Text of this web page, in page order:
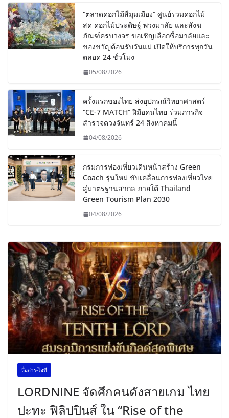
“ตลาดดอกไม้สี่มุมเมือง” ศูนย์รวมดอกไม้
สด ดอกไม้ประดิษฐ์ พวงมาลัย และสังฆ
ภัณฑ์ครบวงจร ขอเชิญเลือกซื้อมาลัยและ
ของขวัญต้อนรับวันแม่ เปิดให้บริการทุกวัน
ตลอด 24 ชั่วโมง
05/08/2026
ครั้งแรกของไทย ส่งอุปกรณ์วิทยาศาสตร์
“CE-7 MATCH” ฝีมือคนไทย ร่วมภารกิจ
สำรวจดวงจันทร์ 24 สิงหาคมนี้
04/08/2026
กรมการท่องเที่ยวเดินหน้าสร้าง Green
Coach รุ่นใหม่ ขับเคลื่อนการท่องเที่ยวไทย
สู่มาตรฐานสากล ภายใต้ Thailand
Green Tourism Plan 2030
04/08/2026
สื่อสาร-ไอที
LORDNINE จัดศึกคนดังสายเกม ไทย
ปะทะ ฟิลิปปินส์ ใน “Rise of the